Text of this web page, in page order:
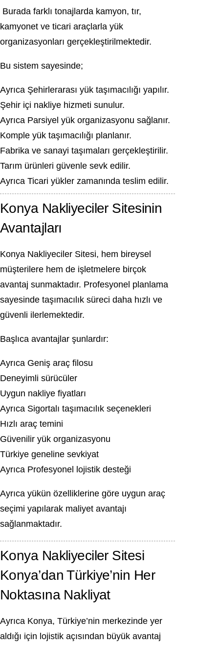
Burada farklı tonajlarda kamyon, tır,
kamyonet ve ticari araçlarla yük
organizasyonları gerçekleştirilmektedir.
Bu sistem sayesinde;
Ayrıca Şehirlerarası yük taşımacılığı yapılır.
Şehir içi nakliye hizmeti sunulur.
Ayrıca Parsiyel yük organizasyonu sağlanır.
Komple yük taşımacılığı planlanır.
Fabrika ve sanayi taşımaları gerçekleştirilir.
Tarım ürünleri güvenle sevk edilir.
Ayrıca Ticari yükler zamanında teslim edilir.
Konya Nakliyeciler Sitesinin
Avantajları
Konya Nakliyeciler Sitesi, hem bireysel
müşterilere hem de işletmelere birçok
avantaj sunmaktadır. Profesyonel planlama
sayesinde taşımacılık süreci daha hızlı ve
güvenli ilerlemektedir.
Başlıca avantajlar şunlardır:
Ayrıca Geniş araç filosu
Deneyimli sürücüler
Uygun nakliye fiyatları
Ayrıca Sigortalı taşımacılık seçenekleri
Hızlı araç temini
Güvenilir yük organizasyonu
Türkiye geneline sevkiyat
Ayrıca Profesyonel lojistik desteği
Ayrıca yükün özelliklerine göre uygun araç
seçimi yapılarak maliyet avantajı
sağlanmaktadır.
Konya Nakliyeciler Sitesi
Konya’dan Türkiye’nin Her
Noktasına Nakliyat
Ayrıca Konya, Türkiye’nin merkezinde yer
aldığı için lojistik açısından büyük avantaj